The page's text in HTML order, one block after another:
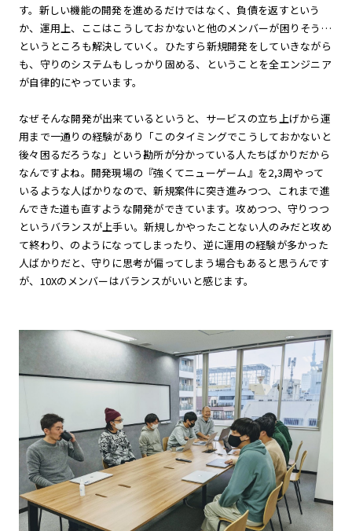
す。新しい機能の開発を進めるだけではなく、負債を返すという
か、運用上、ここはこうしておかないと他のメンバーが困りそう…
というところも解決していく。ひたすら新規開発をしていきながら
も、守りのシステムもしっかり固める、ということを全エンジニア
が自律的にやっています。
なぜそんな開発が出来ているというと、サービスの立ち上げから運
用まで一通りの経験があり「このタイミングでこうしておかないと
後々困るだろうな」という勘所が分かっている人たちばかりだから
なんですよね。開発現場の『強くてニューゲーム』を2,3周やって
いるような人ばかりなので、新規案件に突き進みつつ、これまで進
んできた道も直すような開発ができています。攻めつつ、守りつつ
というバランスが上手い。新規しかやったことない人のみだと攻め
て終わり、のようになってしまったり、逆に運用の経験が多かった
人ばかりだと、守りに思考が偏ってしまう場合もあると思うんです
が、10Xのメンバーはバランスがいいと感じます。